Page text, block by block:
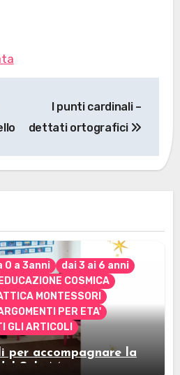
I punti cardinali –
dettati ortografici
0 a 3anni
dai 3 ai 6 anni
EDUCAZIONE COSMICA
MONTESSORI
PER ETA'
GLI ARTICOLI
per accompagnare la
Sole Montessori